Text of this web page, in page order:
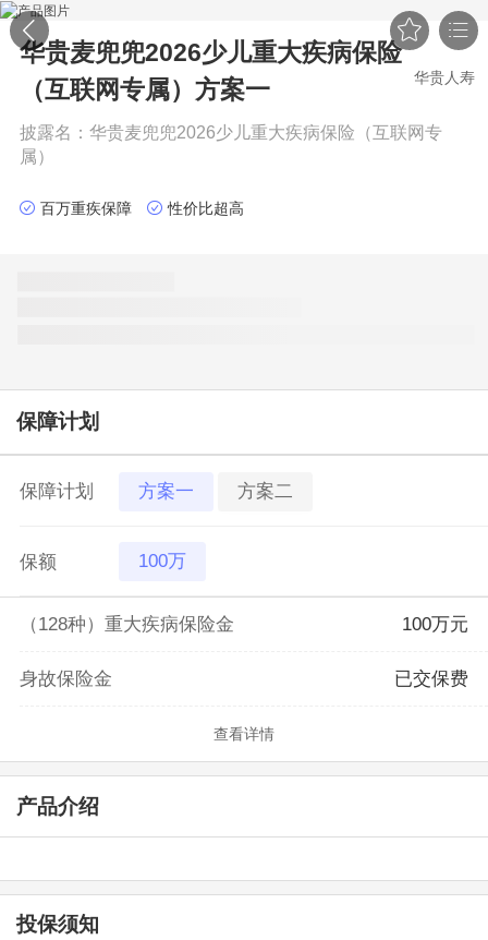
 
华贵麦兜兜2026少儿重大疾病保险
（互联网专属） 方案一 华贵人寿
披露名： 华贵麦兜兜2026少儿重大疾病保险（互联网专
属）
百万重疾保障 性价比超高
保障计划
保障计划 方案一 方案二
保额 100万
（128种）重大疾病保险金 100万元
身故保险金 已交保费
查看详情
产品介绍
投保须知